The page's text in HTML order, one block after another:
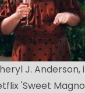
J. Anderson,
'Sweet